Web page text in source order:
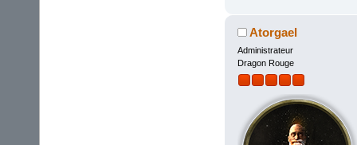
Atorgael
Administrateur
Dragon Rouge